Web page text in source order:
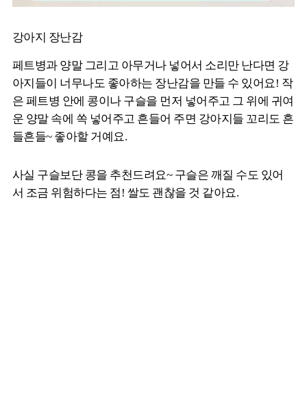
강아지 장난감
페트병과 양말 그리고 아무거나 넣어서 소리만 난다면 강
아지들이 너무나도 좋아하는 장난감을 만들 수 있어요! 작
은 페트병 안에 콩이나 구슬을 먼저 넣어주고 그 위에 귀여
운 양말 속에 쏙 넣어주고 흔들어 주면 강아지들 꼬리도 흔
들흔들~ 좋아할 거예요.
사실 구슬보단 콩을 추천드려요~ 구슬은 깨질 수도 있어
서 조금 위험하다는 점! 쌀도 괜찮을 것 같아요.